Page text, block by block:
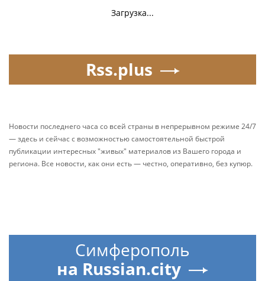
Загрузка...
Rss.plus
Новости последнего часа со всей страны в непрерывном режиме 24/7
— здесь и сейчас с возможностью самостоятельной быстрой
публикации интересных "живых" материалов из Вашего города и
региона. Все новости, как они есть — честно, оперативно, без купюр.
Симферополь
на Russian.city